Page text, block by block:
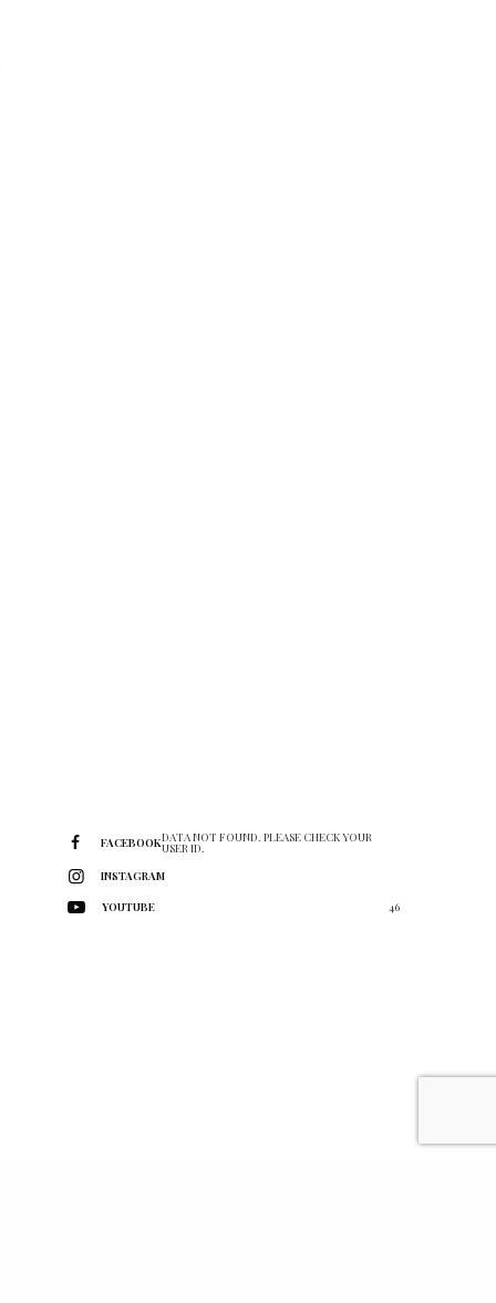
FACEBOOKDATA NOT FOUND. PLEASE CHECK YOUR
USER ID.
INSTAGRAM
YOUTUBE
46